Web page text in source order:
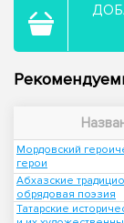
Мордовский
герои
Абхазские
обрядовая поэзия
Татарские